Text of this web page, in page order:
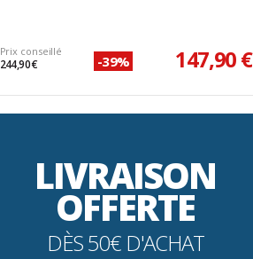
Prix conseillé
244,90 € -39% 147,90 €
LIVRAISON
OFFERTE
DÈS 50€ D'ACHAT